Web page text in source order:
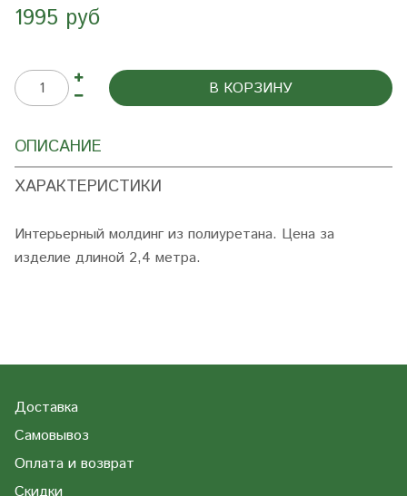
1995 руб
В КОРЗИНУ
ОПИСАНИЕ
ХАРАКТЕРИСТИКИ
Интерьерный молдинг из полиуретана. Цена за
изделие длиной 2,4 метра.
Доставка
Самовывоз
Оплата и возврат